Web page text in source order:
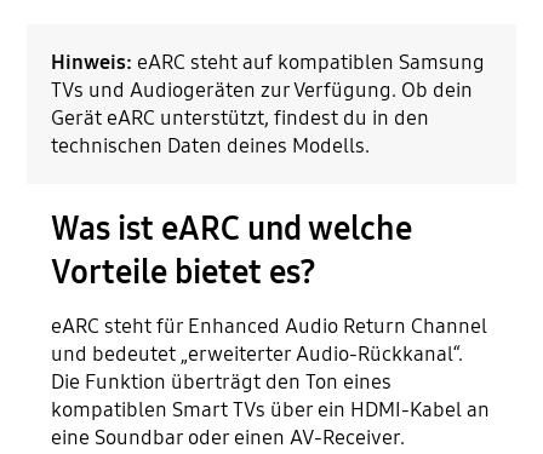
Hinweis: eARC steht auf kompatiblen Samsung
TVs und Audiogeräten zur Verfügung. Ob dein
Gerät eARC unterstützt, findest du in den
technischen Daten deines Modells.
Was ist eARC und welche
Vorteile bietet es?
eARC steht für Enhanced Audio Return Channel
und bedeutet „erweiterter Audio-Rückkanal“.
Die Funktion überträgt den Ton eines
kompatiblen Smart TVs über ein HDMI-Kabel an
eine Soundbar oder einen AV-Receiver.